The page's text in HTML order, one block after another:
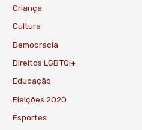
Criança
Cultura
Democracia
Direitos LGBTQI+
Educação
Eleições 2020
Esportes